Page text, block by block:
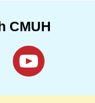
CMUH